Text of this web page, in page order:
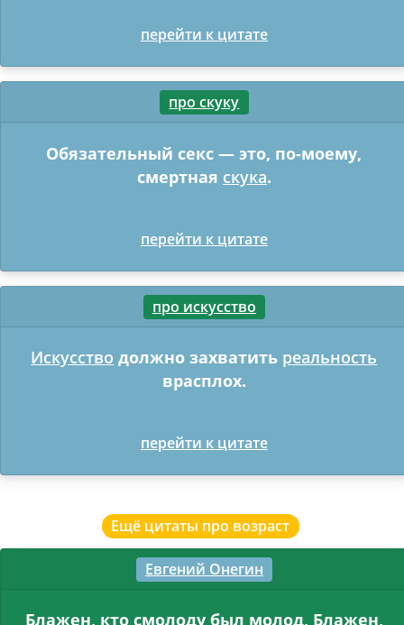
перейти к цитате
про скуку
Обязательный секс — это, по-моему,
смертная скука.
перейти к цитате
про искусство
Искусство должно захватить реальность
врасплох.
перейти к цитате
Ещё цитаты про возраст
Евгений Онегин
Блажен, кто смолоду был молод, Блажен,